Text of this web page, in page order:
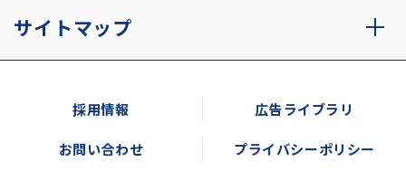
サイトマップ
採用情報 広告ライブラリ
お問い合わせ プライバシーポリシー